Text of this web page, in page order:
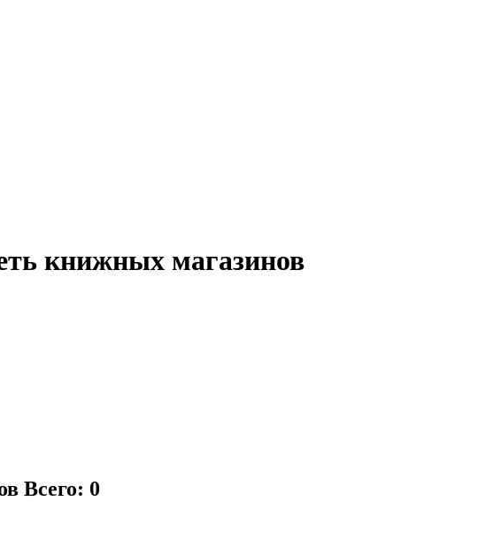
книжных магазинов
Всего: 0